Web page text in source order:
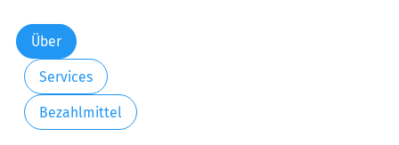
Über
Services
Bezahlmittel